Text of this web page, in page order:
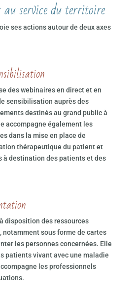
service du territoire
ses actions autour de deux axes
des webinaires en direct et en
sensibilisation auprès des
destinés au grand public à
accompagne également les
dans la mise en place de
thérapeutique du patient et
à destination des patients et des
disposition des ressources
notamment sous forme de cartes
les personnes concernées. Elle
patients vivant avec une maladie
les professionnels